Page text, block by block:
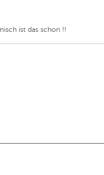
ist das schon !!